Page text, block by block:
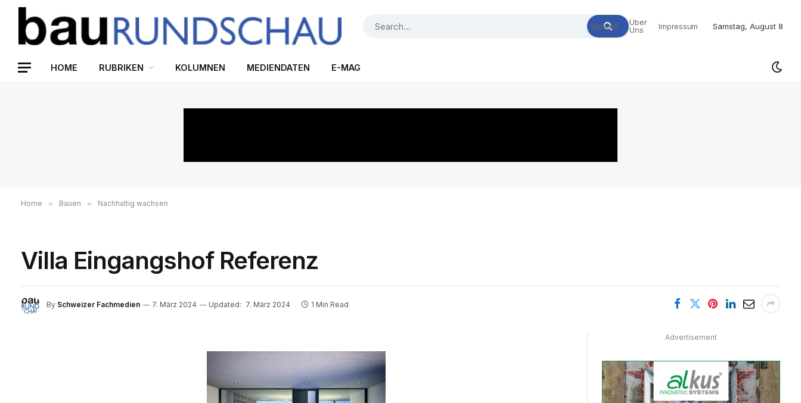
Kontakt
Über
Uns
Impressum Samstag, August 8
HOME RUBRIKEN KOLUMNEN MEDIENDATEN E-MAG
Home » Bauen » Nachhaltig wachsen
Villa Eingangshof Referenz
By Schweizer Fachmedien 7. März 2024 Updated: 7. März 2024 1 Min Read
Advertisement